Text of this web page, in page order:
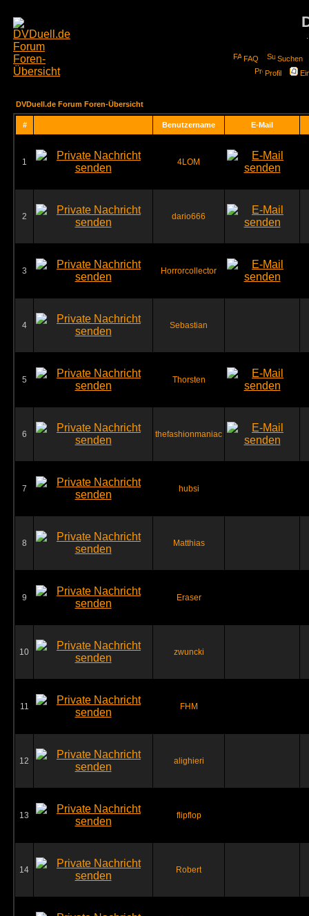
FAQ
Suchen
Profil
DVDuell.de Forum Foren-Übersicht
# Benutzername E-Mail
1 4LOM
2 dario666
3 Horrorcollector
4 Sebastian
5 Thorsten
6 thefashionmaniac
7 hubsi
8 Matthias
9 Eraser
10 zwuncki
11 FHM
12 alighieri
13 flipflop
14 Robert